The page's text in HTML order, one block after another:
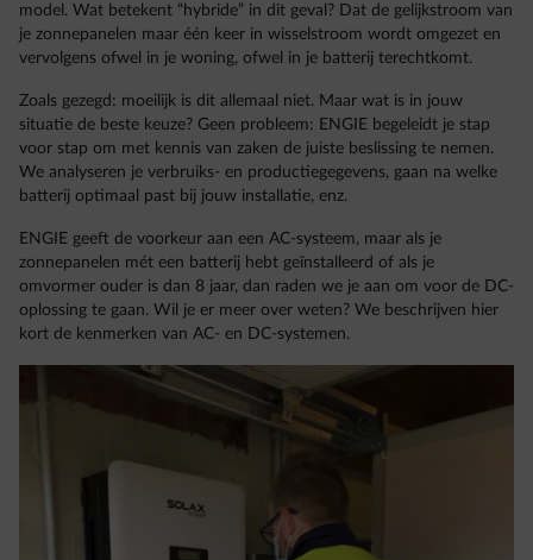
model. Wat betekent “hybride” in dit geval? Dat de gelijkstroom van
je zonnepanelen maar één keer in wisselstroom wordt omgezet en
vervolgens ofwel in je woning, ofwel in je batterij terechtkomt.
Zoals gezegd: moeilijk is dit allemaal niet. Maar wat is in jouw
situatie de beste keuze? Geen probleem: ENGIE begeleidt je stap
voor stap om met kennis van zaken de juiste beslissing te nemen.
We analyseren je verbruiks- en productiegegevens, gaan na welke
batterij optimaal past bij jouw installatie, enz.
ENGIE geeft de voorkeur aan een AC-systeem, maar als je
zonnepanelen mét een batterij hebt geïnstalleerd of als je
omvormer ouder is dan 8 jaar, dan raden we je aan om voor de DC-
oplossing te gaan. Wil je er meer over weten? We beschrijven hier
kort de kenmerken van AC- en DC-systemen.